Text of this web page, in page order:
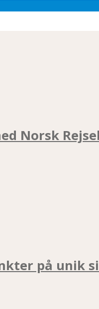
Norsk
på unik